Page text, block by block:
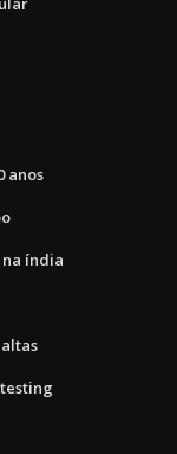
anos
índia